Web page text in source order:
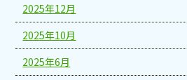
2025年12月
2025年10月
2025年6月